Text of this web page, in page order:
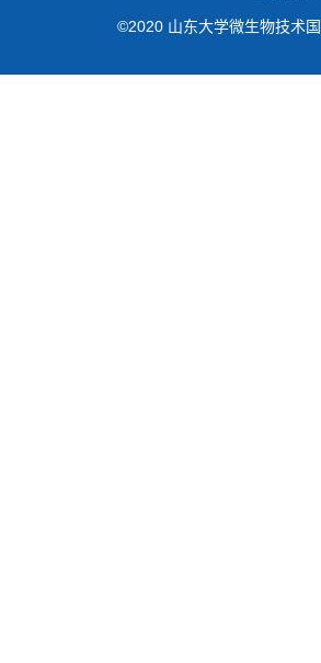
©2020 山东大学微生物技术